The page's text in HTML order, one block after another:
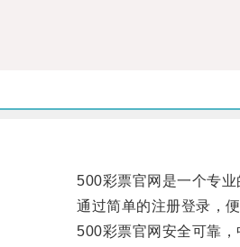
500彩票官网是一个专业的
通过简单的注册登录，便
500彩票官网安全可靠，中